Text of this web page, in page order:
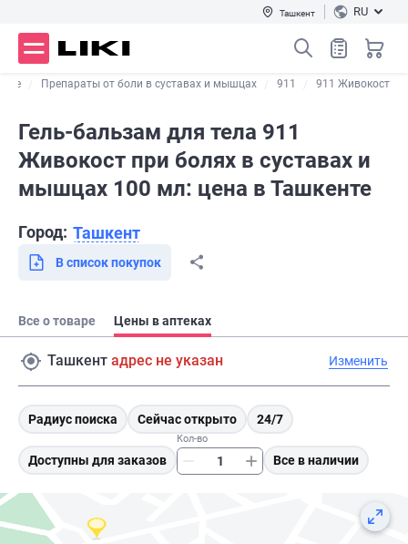
Ташкент RU
Препараты от боли в суставах и мышцах 911 911 Живокост
Гель-бальзам для тела 911
Живокост при болях в суставах и
мышцах 100 мл: цена в Ташкенте
Город: Ташкент
В список покупок
Все о товаре Цены в аптеках
Ташкент адрес не указан Изменить
Радиус поиска Сейчас открыто 24/7
Доступны для заказов
Кол-во
Все в наличии